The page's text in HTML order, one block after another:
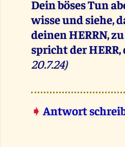
Dein böses Tun
wisse und siehe,
deinen HERRN,
spricht der
20.7.24)
➧ Antwort